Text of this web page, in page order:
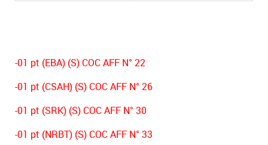
-01 pt (EBA) (S) COC AFF N° 22
-01 pt (CSAH) (S) COC AFF N° 26
-01 pt (SRK) (S) COC AFF N° 30
-01 pt (NRBT) (S) COC AFF N° 33